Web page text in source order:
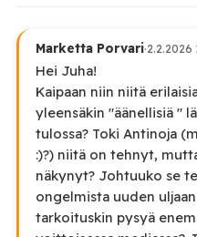
Marketta Porvari·2.2.2026
Hei Juha!
Kaipaan niin niitä
yleensäkin "äänellisiä "
tulossa? Toki Antinoja
:)?) niitä on tehnyt,
näkynyt? Johtuuko se
ongelmista uuden
tarkoituskin pysyä